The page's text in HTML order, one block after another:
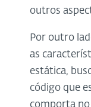
outros
Por outro
as
estática,
código que
comporta